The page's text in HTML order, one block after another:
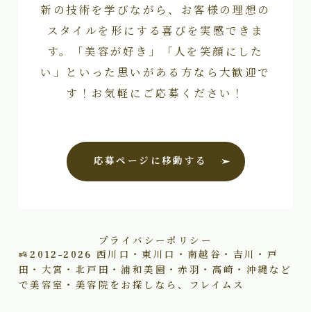
新の技術を学びながら、お客様の理想の
スタイルを形にする喜びを実感できま
す。「美容が好き」「人を笑顔にした
い」といった思いがある方なら大歓迎で
す！お気軽にご応募ください！
応募ページに移動する
プライバシーポリシー
2012–2026 西川口・東川口・南越谷・吉川・戸
田・大宮・北戸田・浦和美園・赤羽・高崎・沖縄など
で美容室・美容院をお探しなら、フレイムス